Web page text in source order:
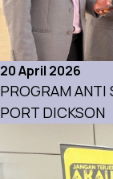
20 April 2026
PROGRAM ANTI
PORT DICKSON